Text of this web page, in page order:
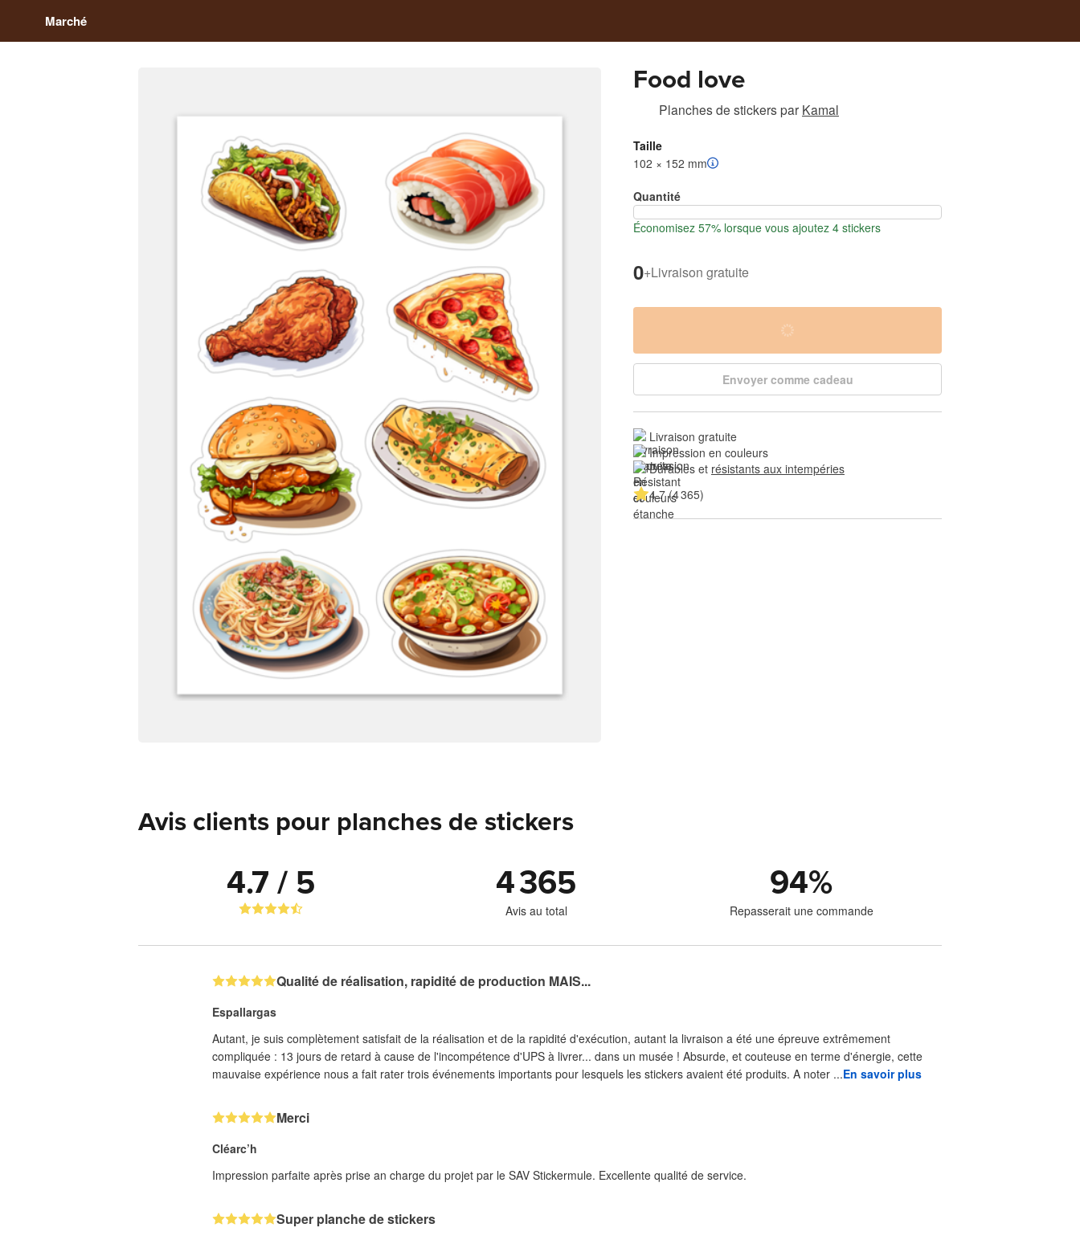
Marché
Food love
Planches de stickerspar Kamal
Taille
102 × 152 mm
Quantité
Économisez 57% lorsque vous ajoutez 4 stickers
0+Livraison gratuite
Envoyer comme cadeau
Livraison gratuite
Impression en couleurs
Durables et résistants aux intempéries
4.7 (4 365)
Avis clients pour planches de stickers
4.7 / 5 4 365
Avis au total
94%
Repasserait une commande
Qualité de réalisation, rapidité de production MAIS...
Espallargas
Autant, je suis complètement satisfait de la réalisation et de la rapidité d'exécution, autant la livraison a été une épreuve extrêmement
compliquée : 13 jours de retard à cause de l'incompétence d'UPS à livrer... dans un musée ! Absurde, et couteuse en terme d'énergie, cette
mauvaise expérience nous a fait rater trois événements importants pour lesquels les stickers avaient été produits. A noter ...En savoir plus
Merci
Cléarc’h
Impression parfaite après prise an charge du projet par le SAV Stickermule. Excellente qualité de service.
Super planche de stickers